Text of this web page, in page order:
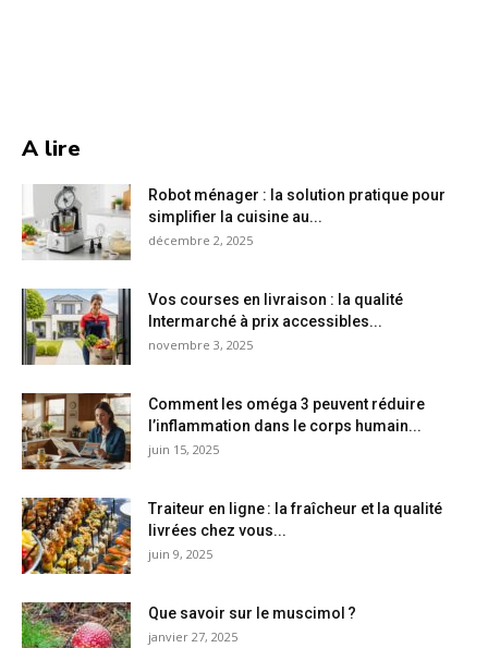
A lire
Robot ménager : la solution pratique pour
simplifier la cuisine au...
décembre 2, 2025
Vos courses en livraison : la qualité
Intermarché à prix accessibles...
novembre 3, 2025
Comment les oméga 3 peuvent réduire
l’inflammation dans le corps humain...
juin 15, 2025
Traiteur en ligne : la fraîcheur et la qualité
livrées chez vous...
juin 9, 2025
Que savoir sur le muscimol ?
janvier 27, 2025